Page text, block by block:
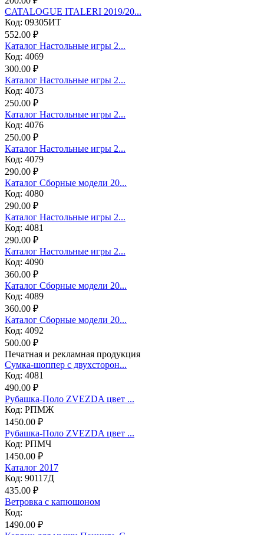
CATALOGUE ITALERI 2019/20...
Код: 09305ИТ
552.00 ₽
Каталог Настольные игры 2...
Код: 4069
300.00 ₽
Каталог Настольные игры 2...
Код: 4073
250.00 ₽
Каталог Настольные игры 2...
Код: 4076
250.00 ₽
Каталог Настольные игры 2...
Код: 4079
290.00 ₽
Каталог Сборные модели 20...
Код: 4080
290.00 ₽
Каталог Настольные игры 2...
Код: 4081
290.00 ₽
Каталог Настольные игры 2...
Код: 4090
360.00 ₽
Каталог Сборные модели 20...
Код: 4089
360.00 ₽
Каталог Сборные модели 20...
Код: 4092
500.00 ₽
Печатная и рекламная продукция
Сумка-шоппер с двухсторон...
Код: 4081
490.00 ₽
Рубашка-Поло ZVEZDA цвет ...
Код: РПМЖ
1450.00 ₽
Рубашка-Поло ZVEZDA цвет ...
Код: РПМЧ
1450.00 ₽
Каталог 2017
Код: 90117Д
435.00 ₽
Ветровка с капюшоном
Код:
1490.00 ₽